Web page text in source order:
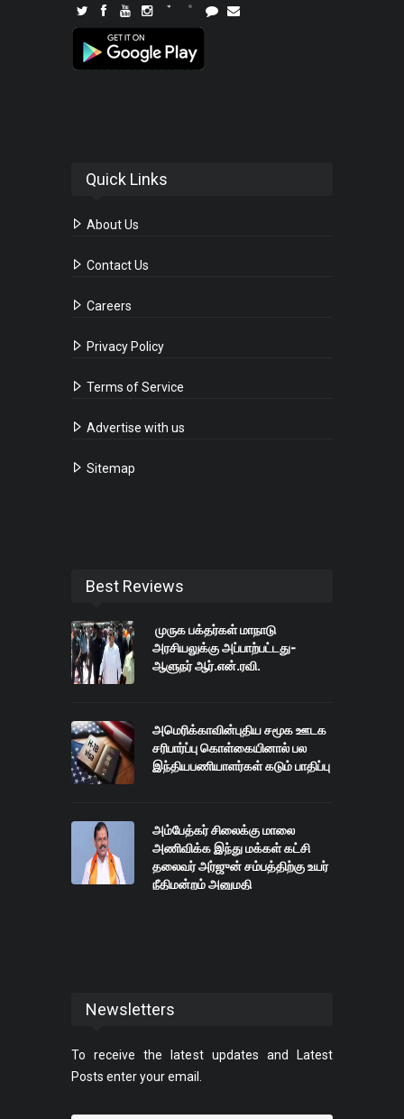
Quick Links
About Us
Contact Us
Careers
Privacy Policy
Terms of Service
Advertise with us
Sitemap
Best Reviews
முருக பக்தர்கள் மாநாடு
அரசியலுக்கு அப்பாற்பட்டது-
ஆளுநர் ஆர்.என்.ரவி.
அமெரிக்காவின்புதிய சமூக ஊடக
சரிபார்ப்பு கொள்கையினால் பல
இந்தியபணியாளர்கள் கடும் பாதிப்பு
அம்பேத்கர் சிலைக்கு மாலை
அணிவிக்க இந்து மக்கள் கட்சி
தலைவர் அர்ஜுன் சம்பத்திற்கு உயர்
நீதிமன்றம் அனுமதி
Newsletters
To receive the latest updates and Latest
Posts enter your email.